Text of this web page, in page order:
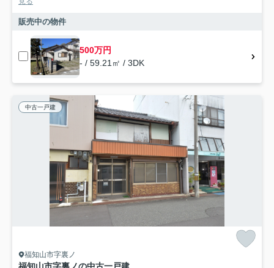
販売中の物件
500万円
- / 59.21㎡ / 3DK
中古一戸建
福知山市字裏ノ
福知山市字裏ノの中古一戸建